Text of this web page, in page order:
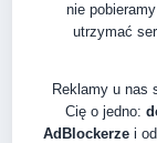
nie
utrzymać
Reklamy u nas
Cię o jedno:
AdBlockerze i